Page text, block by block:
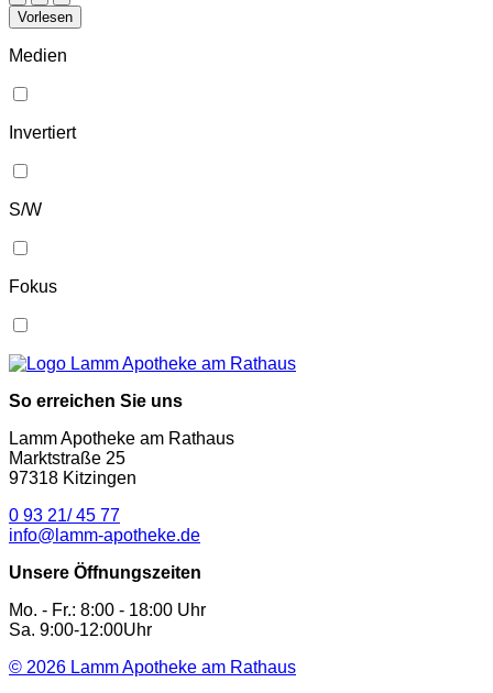
Vorlesen
Medien
Invertiert
S/W
Fokus
So erreichen Sie uns
Lamm Apotheke am Rathaus
Marktstraße 25
97318 Kitzingen
0 93 21/ 45 77
info@lamm-apotheke.de
Unsere Öffnungszeiten
Mo. - Fr.: 8:00 - 18:00 Uhr
Sa. 9:00-12:00Uhr
© 2026 Lamm Apotheke am Rathaus